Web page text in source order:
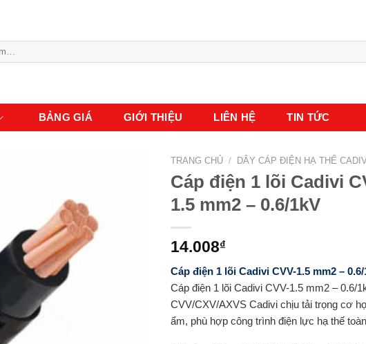
BẢNG GIÁ GIỚI THIỆU LIÊN HỆ TIN TỨC
TRANG CHỦ / DÂY CÁP ĐIỆN HẠ THẾ
Cáp điện 1 lõi Cadivi
1.5 mm2 – 0.6/1kV
14.008₫
Cáp điện 1 lõi Cadivi CVV-1.5 mm2 – 0.6/
Cáp điện 1 lõi Cadivi CVV-1.5 mm2 – 0.6/
CVV/CXV/AXVS Cadivi chịu tải trọng cơ
ẩm, phù hợp công trình điện lực hạ thế